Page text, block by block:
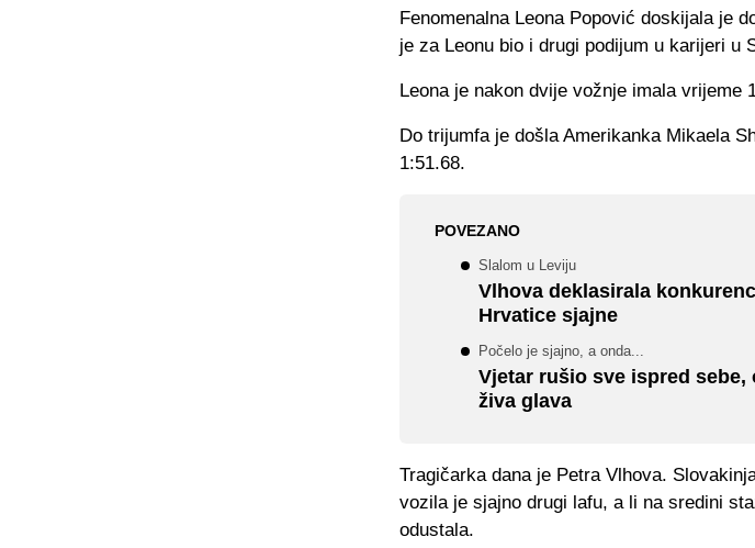
Fenomenalna Leona Popović doskijala je
je za Leonu bio i drugi podijum u karijeri u
Leona je nakon dvije vožnje imala vrijeme
Do trijumfa je došla Amerikanka Mikaela
1:51.68.
POVEZANO
Slalom u Leviju
Vlhova deklasirala
Hrvatice sjajne
Počelo je sjajno, a onda...
Vjetar rušio sve ispred
živa glava
Tragičarka dana je Petra Vlhova.
vozila je sjajno drugi lafu, a li na sredini
odustala.